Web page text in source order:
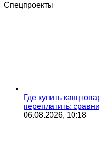
Спецпроекты
Где купить
переплатить:
06.08.2026, 10:18